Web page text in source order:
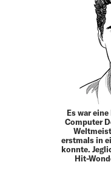
Es war
Computer
erstmals in
konnte.
Hit-